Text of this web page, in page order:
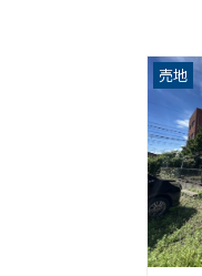
売地